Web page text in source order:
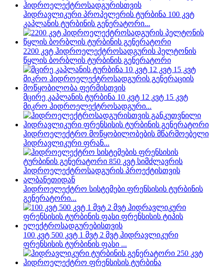
ჰიდრავლიკური პროპელერის ტურბინა 100 კვტ
კაპლანის ტურბინის გენერატორი...
2200 კვტ ჰიდროელექტროსადგურის პელტონის
წყლის ბორბლის ტურბინის გენერატორი
მცირე კაპლანის ტურბინა 10 კვტ 12 კვტ 15 კვტ
მიკრო ჰიდროელექტროსადგური...
ჰიდროელექტრო მოწყობილობების მწარმოებელი
ჰიდრავლიკური ფრან...
ჰიდროელექტრო სისტემები ფრენსისის ტურბინის
გენერატორი...
100 კვტ 500 კვტ 1 მვტ 2 მვტ ჰიდრავლიკური
ფრენსისის ტურბინის ფასი ...